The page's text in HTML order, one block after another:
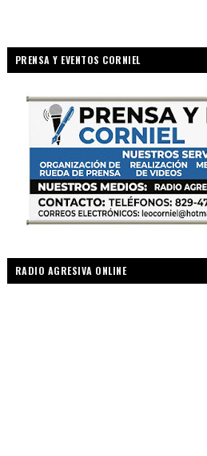
PRENSA Y EVENTOS CORNIEL
RADIO AGRESIVA ONLINE